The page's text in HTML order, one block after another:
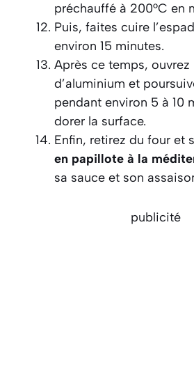
préchauffé à 200°C en
Puis, faites cuire
environ 15 minutes.
Après ce temps, ouvrez
d’aluminium et
pendant environ 5 à 10
dorer la surface.
Enfin, retirez du four et
en papillote à la
sa sauce et son
publicité